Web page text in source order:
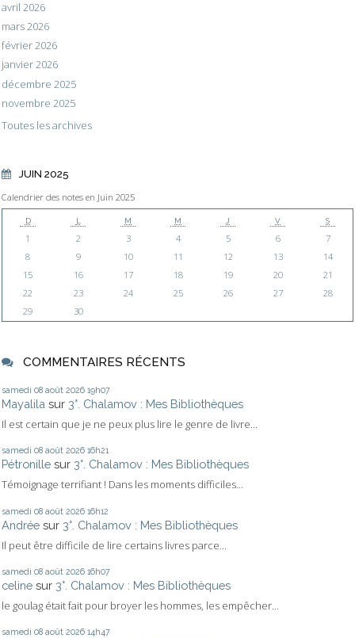
avril 2026
mars 2026
février 2026
janvier 2026
décembre 2025
novembre 2025
Toutes les archives
JUIN 2025
Calendrier des notes en Juin 2025
D L M M J V S
1 2 3 4 5 6
7
8
9 10 11 12 13
14
15
16 17 18 19 20
21
22
23 24 25 26 27
28
29
30
COMMENTAIRES RÉCENTS
samedi 08 août 2026 19h07
Mayalila sur 3°. Chalamov : Mes Bibliothèques
Il est certain que je ne peux plus lire le genre de livre...
samedi 08 août 2026 16h21
Pétronille sur 3°. Chalamov : Mes Bibliothèques
Témoignage terrifiant ! Dans les moments difficiles...
samedi 08 août 2026 16h12
Andrée sur 3°. Chalamov : Mes Bibliothèques
Il peut être difficile de lire certains livres parce...
samedi 08 août 2026 16h07
celine sur 3°. Chalamov : Mes Bibliothèques
le goulag était fait pour broyer les hommes, les empêcher...
samedi 08 août 2026 14h47